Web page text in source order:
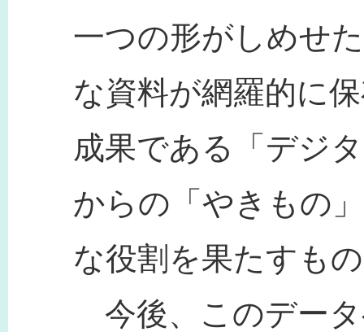
一つの形がしめせ
な資料が網羅的に
成果である「デジ
からの「やきもの
な役割を果たすも
今後、このデー